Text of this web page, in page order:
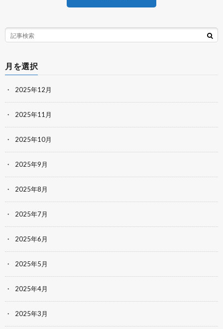
月を選択
2025年12月
2025年11月
2025年10月
2025年9月
2025年8月
2025年7月
2025年6月
2025年5月
2025年4月
2025年3月